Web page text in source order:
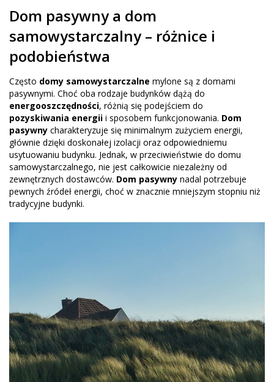
Dom pasywny a dom
samowystarczalny – różnice i
podobieństwa
Często domy samowystarczalne mylone są z domami
pasywnymi. Choć oba rodzaje budynków dążą do
energooszczędności, różnią się podejściem do
pozyskiwania energii i sposobem funkcjonowania. Dom
pasywny charakteryzuje się minimalnym zużyciem energii,
głównie dzięki doskonałej izolacji oraz odpowiedniemu
usytuowaniu budynku. Jednak, w przeciwieństwie do domu
samowystarczalnego, nie jest całkowicie niezależny od
zewnętrznych dostawców. Dom pasywny nadal potrzebuje
pewnych źródeł energii, choć w znacznie mniejszym stopniu niż
tradycyjne budynki.